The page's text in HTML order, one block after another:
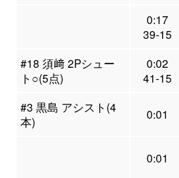
0:17
39-15
#18 須﨑 2Pシュー
ト○(5点)
0:02
41-15
#3 黒島 アシスト(4
本)
0:01
0:01